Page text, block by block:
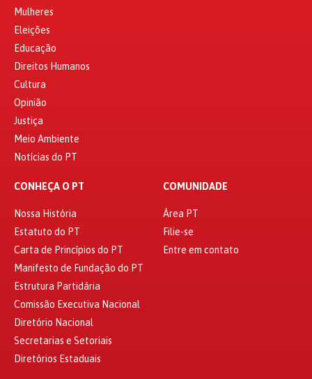
Mulheres
Eleições
Educação
Direitos Humanos
Cultura
Opinião
Justiça
Meio Ambiente
Notícias do PT
CONHEÇA O PT
Nossa História
Estatuto do PT
Carta de Princípios do PT
Manifesto de Fundação do PT
Estrutura Partidária
Comissão Executiva Nacional
Diretório Nacional
Secretarias e Setoriais
Diretórios Estaduais
COMUNIDADE
Área PT
Filie-se
Entre em contato